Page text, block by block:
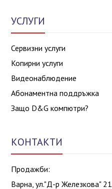
УСЛУГИ
Сервизни услуги
Копирни услуги
Видеонаблюдение
Абонаментна поддръжка
Защо D&G компютри?
КОНТАКТИ
Продажби:
Варна, ул."Д-р Железкова" 21